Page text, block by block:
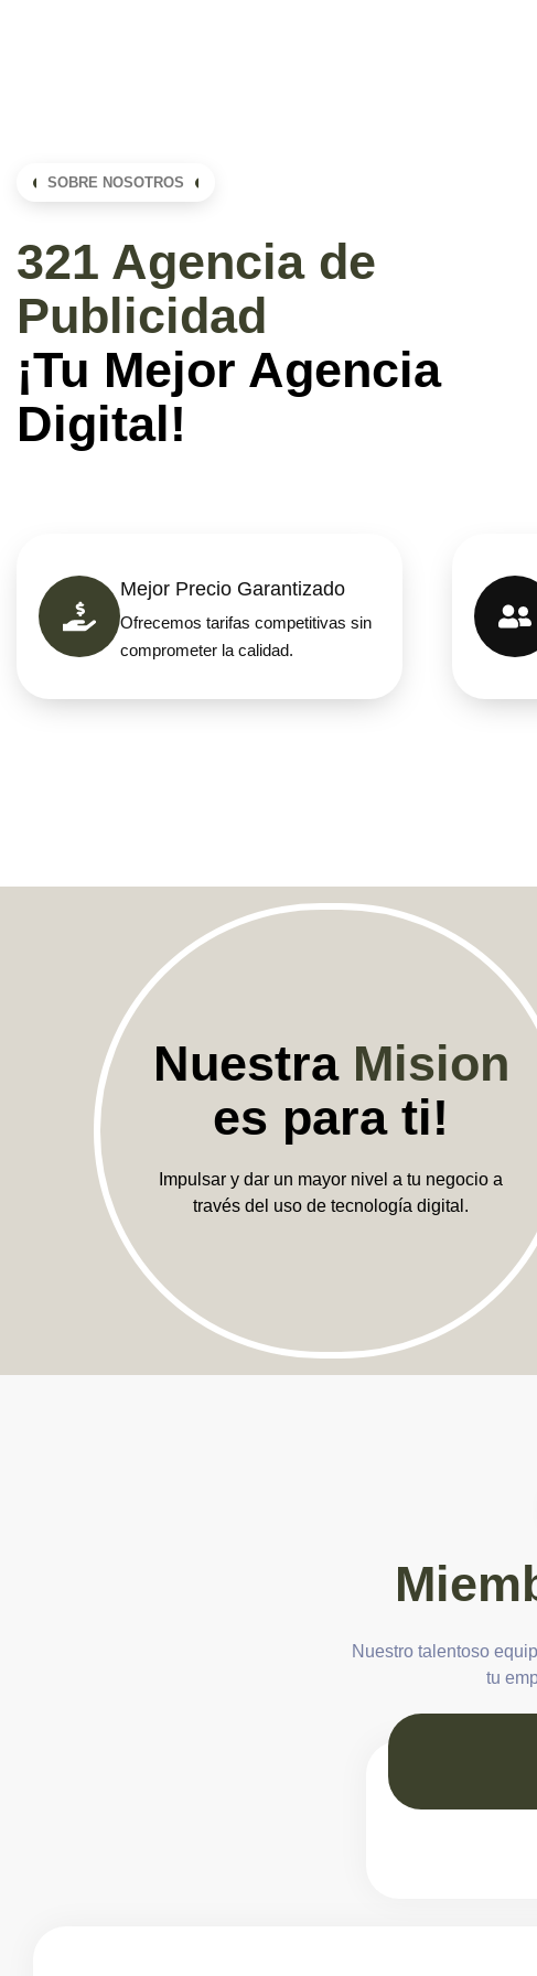
SOBRE NOSOTROS
321 Agencia de
Publicidad
¡Tu Mejor Agencia
Digital!
Mejor Precio Garantizado
Ofrecemos tarifas competitivas sin
comprometer la calidad.
Nuestra Mision
es para ti!
Impulsar y dar un mayor nivel a tu negocio a
través del uso de tecnología digital.
Nuestro talentoso
tu